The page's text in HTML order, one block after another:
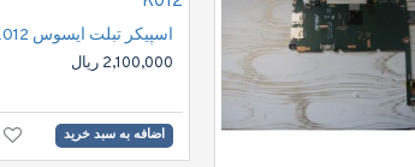
2,100,000 ریال
اضافه به سبد خرید